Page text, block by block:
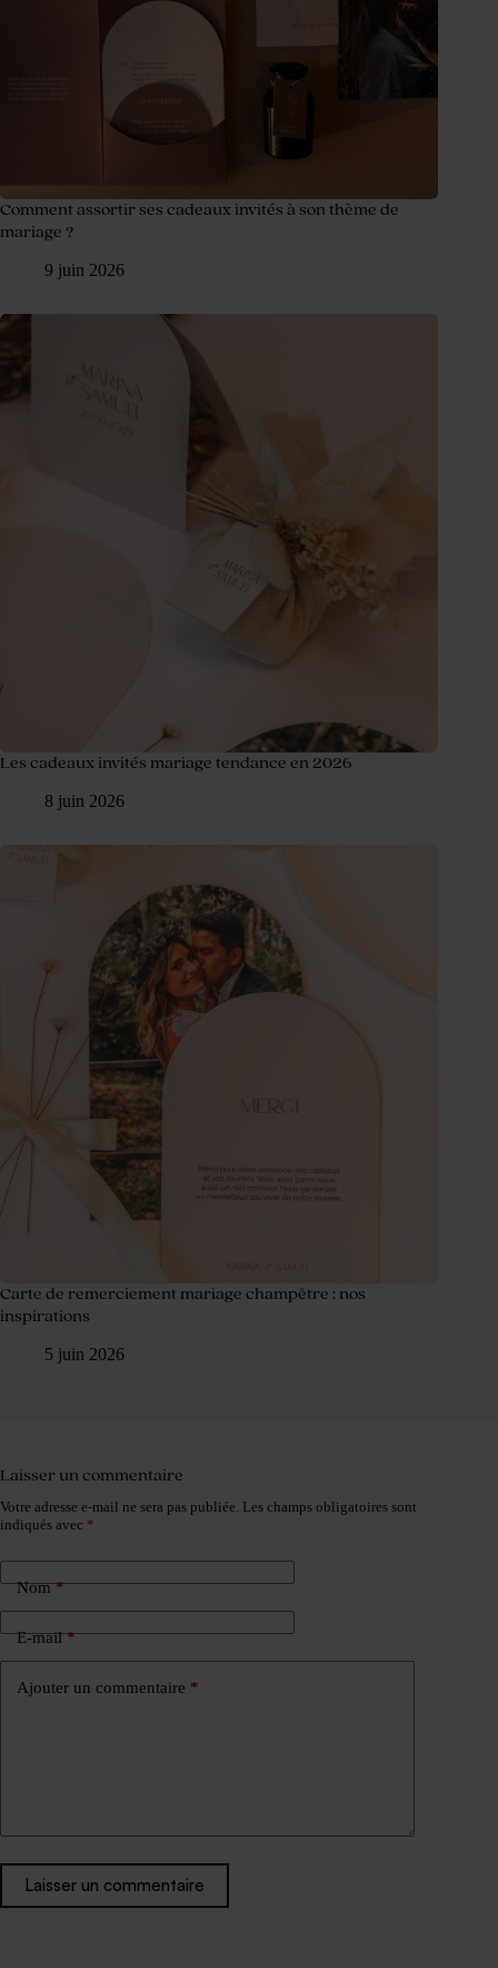
Comment assortir ses cadeaux invités à son thème de
mariage ?
9 juin 2026
Les cadeaux invités mariage tendance en 2026
8 juin 2026
Carte de remerciement mariage champêtre : nos
inspirations
5 juin 2026
Laisser un commentaire
Votre adresse e-mail ne sera pas publiée. Les champs obligatoires sont
indiqués avec *
Nom*
E-mail*
Ajouter un commentaire *
Laisser un commentaire